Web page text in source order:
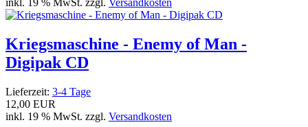
inkl. 19 % MwSt. zzgl. Versandkosten
Kriegsmaschine - Enemy of Man -
Digipak CD
Lieferzeit: 3-4 Tage
12,00 EUR
inkl. 19 % MwSt. zzgl. Versandkosten